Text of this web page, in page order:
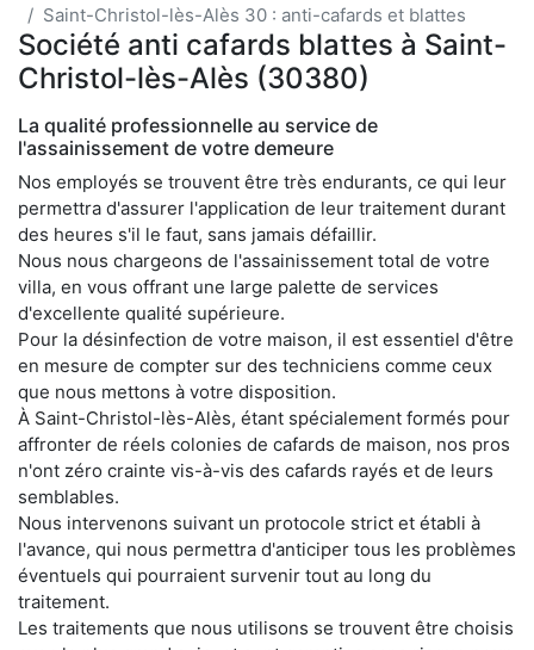
Saint-Christol-lès-Alès 30 : anti-cafards et blattes
Société anti cafards blattes à Saint-
Christol-lès-Alès (30380)
La qualité professionnelle au service de
l'assainissement de votre demeure
Nos employés se trouvent être très endurants, ce qui leur
permettra d'assurer l'application de leur traitement durant
des heures s'il le faut, sans jamais défaillir.
Nous nous chargeons de l'assainissement total de votre
villa, en vous offrant une large palette de services
d'excellente qualité supérieure.
Pour la désinfection de votre maison, il est essentiel d'être
en mesure de compter sur des techniciens comme ceux
que nous mettons à votre disposition.
À Saint-Christol-lès-Alès, étant spécialement formés pour
affronter de réels colonies de cafards de maison, nos pros
n'ont zéro crainte vis-à-vis des cafards rayés et de leurs
semblables.
Nous intervenons suivant un protocole strict et établi à
l'avance, qui nous permettra d'anticiper tous les problèmes
éventuels qui pourraient survenir tout au long du
traitement.
Les traitements que nous utilisons se trouvent être choisis